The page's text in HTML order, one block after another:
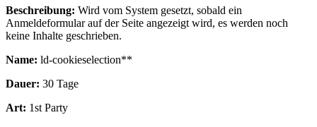
Beschreibung: Wird vom System gesetzt, sobald ein
Anmeldeformular auf der Seite angezeigt wird, es werden noch
keine Inhalte geschrieben.
Name: ld-cookieselection**
Dauer: 30 Tage
Art: 1st Party